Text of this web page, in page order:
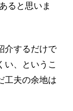
ると思いま
介するだけで
い、というこ
工夫の余地は